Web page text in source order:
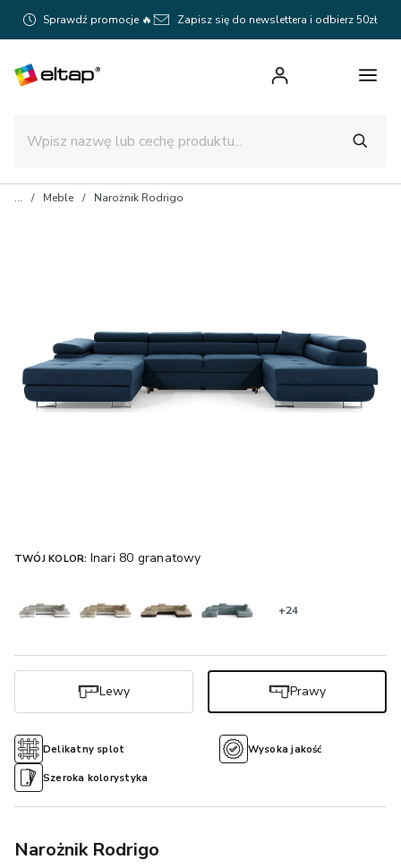
Sprawdź promocje 🔥 Zapisz się do newslettera i odbierz 50zł
Meble Narożnik Rodrigo
Narożnik Rodrigo
TWÓJ KOLOR: Inari 80 granatowy
Delikatny splot Wysoka jakość
Szeroka kolorystyka
+24
Lewy Prawy